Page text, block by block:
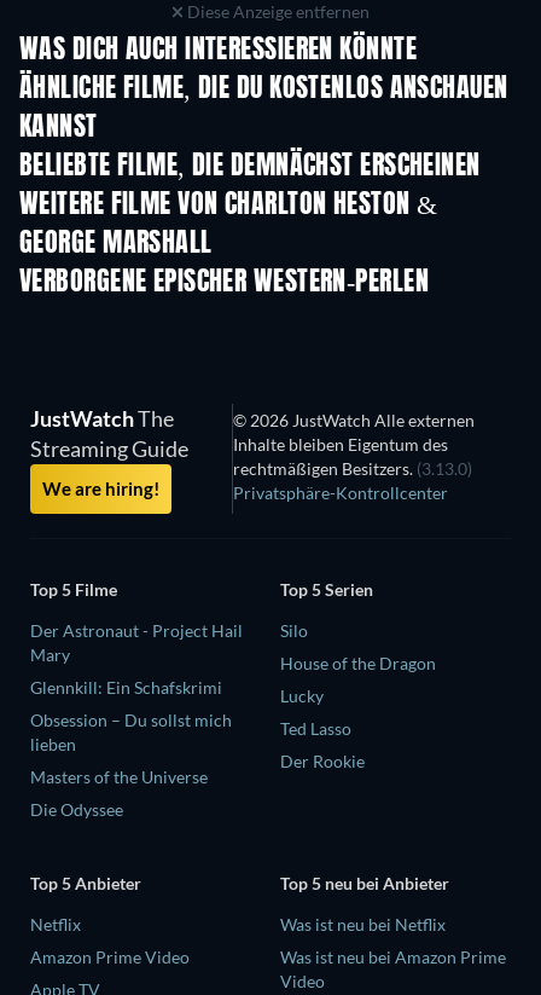
Diese Anzeige entfernen
WAS DICH AUCH INTERESSIEREN KÖNNTE
ÄHNLICHE FILME, DIE DU KOSTENLOS ANSCHAUEN
KANNST
BELIEBTE FILME, DIE DEMNÄCHST ERSCHEINEN
WEITERE FILME VON CHARLTON HESTON &
GEORGE MARSHALL
VERBORGENE EPISCHER WESTERN-PERLEN
JustWatchThe
Streaming Guide
We are hiring!
© 2026 JustWatch Alle externen
Inhalte bleiben Eigentum des
rechtmäßigen Besitzers. (3.13.0)
Privatsphäre-Kontrollcenter
Top 5 Filme
Der Astronaut - Project Hail
Mary
Glennkill: Ein Schafskrimi
Obsession – Du sollst mich
lieben
Masters of the Universe
Die Odyssee
Top 5 Serien
Silo
House of the Dragon
Lucky
Ted Lasso
Der Rookie
Top 5 Anbieter
Netflix
Amazon Prime Video
Apple TV
Top 5 neu bei Anbieter
Was ist neu bei Netflix
Was ist neu bei Amazon Prime
Video